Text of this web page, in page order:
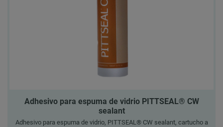
Adhesivo para espuma de vidrio PITTSEAL® CW
sealant
Adhesivo para espuma de vidrio, PITTSEAL® CW sealant, cartucho a